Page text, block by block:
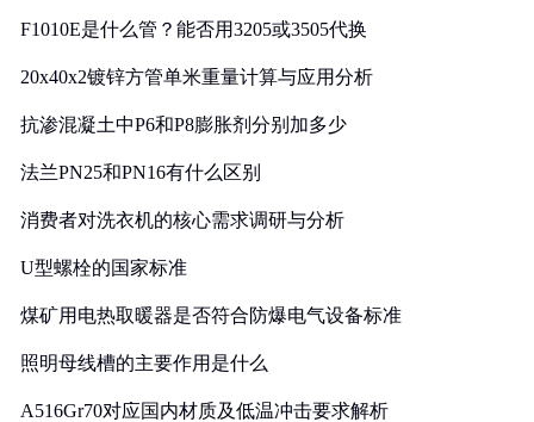
F1010E是什么管？能否用3205或3505代换
20x40x2镀锌方管单米重量计算与应用分析
抗渗混凝土中P6和P8膨胀剂分别加多少
法兰PN25和PN16有什么区别
消费者对洗衣机的核心需求调研与分析
U型螺栓的国家标准
煤矿用电热取暖器是否符合防爆电气设备标准
照明母线槽的主要作用是什么
A516Gr70对应国内材质及低温冲击要求解析